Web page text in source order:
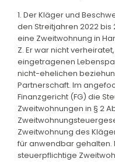
1. Der Kläger und
den Streitjahren 2022
eine Zweitwohnung in
Z. Er war nicht
eingetragenen
nicht-ehelichen
Partnerschaft. Im
Finanzgericht (FG) die
Zweitwohnungen in § 2
Zweitwohnung des
für anwendbar gehalten.
steuerpflichtige